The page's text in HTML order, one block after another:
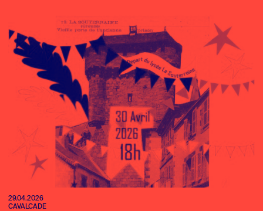
29.04.2026
CAVALCADE